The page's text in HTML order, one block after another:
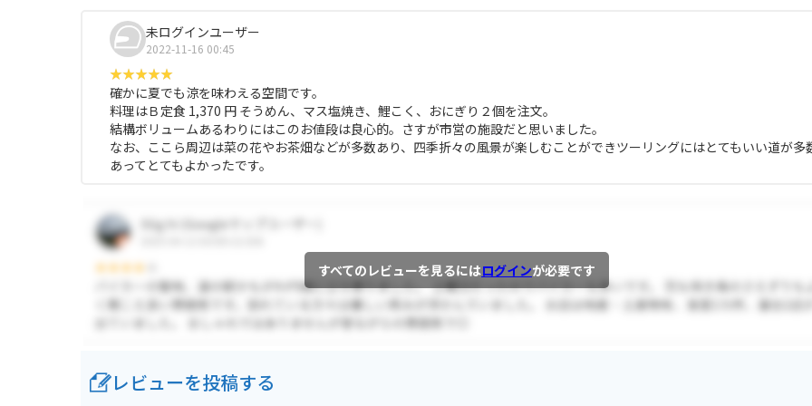
未ログインユーザー
2022-11-16 00:45
確かに夏でも涼を味わえる空間です。
料理はＢ定食 1,370 円 そうめん、マス塩焼き、鯉こく、おにぎり２個を注文。
結構ボリュームあるわりにはこのお値段は良心的。さすが市営の施設だと思いました。
なお、ここら周辺は菜の花やお茶畑などが多数あり、四季折々の風景が楽しむことができツーリングにはとてもいい道が多
あってとてもよかったです。
すべてのレビューを見るにはログインが必要です
レビューを投稿する